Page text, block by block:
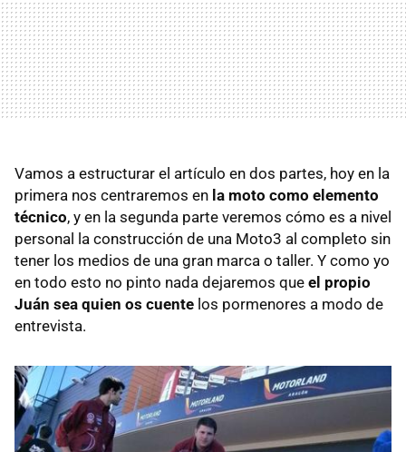
Vamos a estructurar el artículo en dos partes, hoy en la
primera nos centraremos en la moto como elemento
técnico, y en la segunda parte veremos cómo es a nivel
personal la construcción de una Moto3 al completo sin
tener los medios de una gran marca o taller. Y como yo
en todo esto no pinto nada dejaremos que el propio
Juán sea quien os cuente los pormenores a modo de
entrevista.